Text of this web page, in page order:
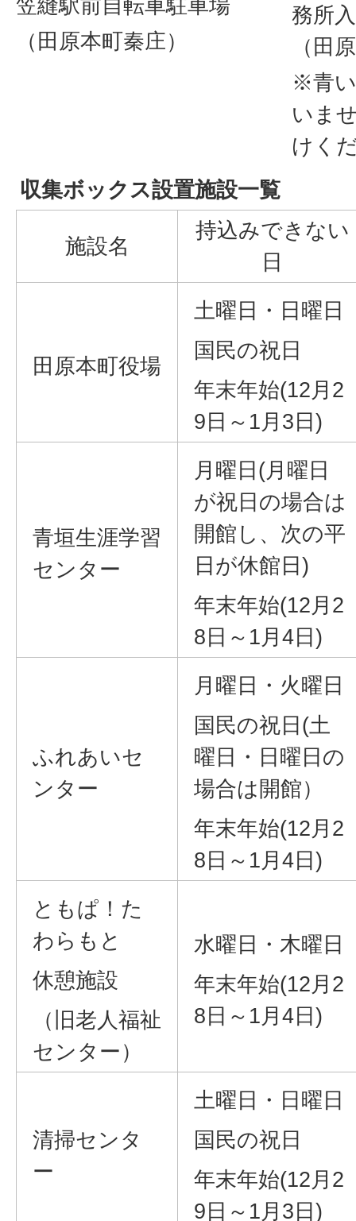
笠縫駅前自転車駐車場
（田原本町秦庄）
務所
（田
※青
いま
けく
収集ボックス設置施設一覧
施設名
持込みできない
日
田原本町役場
土曜日・日曜日
国民の祝日
年末年始(12月2
9日～1月3日)
青垣生涯学習
センター
月曜日(月曜日
が祝日の場合は
開館し、次の平
日が休館日)
年末年始(12月2
8日～1月4日)
ふれあいセ
ンター
月曜日・火曜日
国民の祝日(土
曜日・日曜日の
場合は開館）
年末年始(12月2
8日～1月4日)
ともぱ！た
わらもと
休憩施設
（旧老人福祉
センター）
水曜日・木曜日
年末年始(12月2
8日～1月4日)
清掃センタ
ー
土曜日・日曜日
国民の祝日
年末年始(12月2
9日～1月3日)